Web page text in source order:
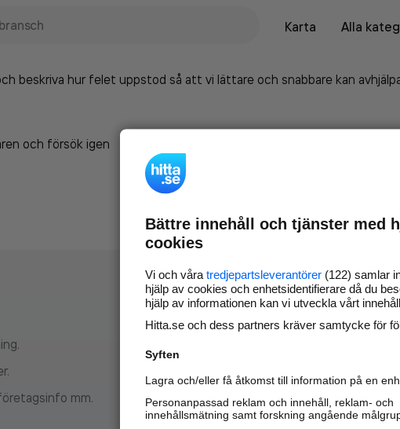
Karta
Alla
beskriva hur felet uppstod så att vi lättare och snabbare kan
och försök igen
mm.
Marknadsför
nya kunder och
samarbetspartners
Läs mer här
Bättre innehåll och tjänster med
cookies
Vi och våra tredjepartsleverantörer (122) samlar
hjälp av cookies och enhetsidentifierare då du
hjälp av informationen kan vi utveckla vårt
Hitta.se och dess partners kräver samtycke för
Syften
Lagra och/eller få åtkomst till information på en
Personanpassad reklam och innehåll, reklam- och
innehållsmätning samt forskning angående